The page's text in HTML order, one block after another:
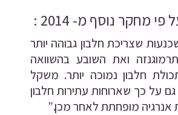
מחקר נוסף מ- 2014 :
שצריכת חלבון גבוהה יותר
ואת השובע בהשוואה
חלבון נמוכה יותר. משקל
על כך שארוחות עתירות חלבון
אנרגיה מופחתת לאחר מכן.”